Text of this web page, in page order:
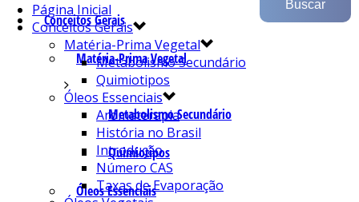
Conceitos Gerais
Matéria-Prima Vegetal
Metabolismo Secundário
Quimiotipos
Óleos Essenciais
Página Inicial
Conceitos Gerais
Matéria-Prima Vegetal
Metabolismo Secundário
Quimiotipos
Óleos Essenciais
Aromaterapia
História no Brasil
Introdução
Número CAS
Taxas de Evaporação